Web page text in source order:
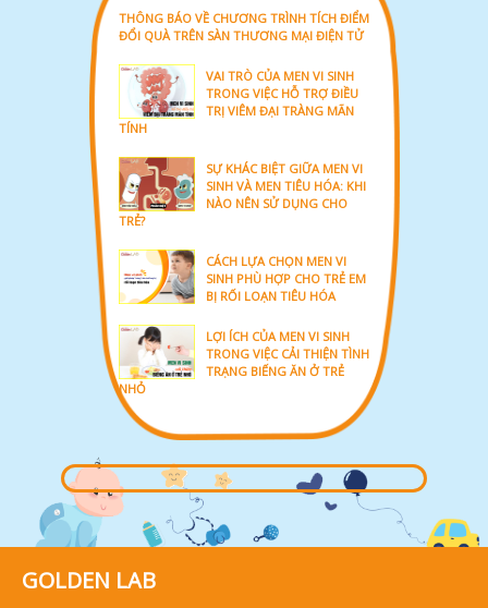
THÔNG BÁO VỀ CHƯƠNG TRÌNH TÍCH ĐIỂM
ĐỔI QUÀ TRÊN SÀN THƯƠNG MẠI ĐIỆN TỬ
VAI TRÒ CỦA MEN VI SINH
TRONG VIỆC HỖ TRỢ ĐIỀU
TRỊ VIÊM ĐẠI TRÀNG MÃN
TÍNH
SỰ KHÁC BIỆT GIỮA MEN VI
SINH VÀ MEN TIÊU HÓA: KHI
NÀO NÊN SỬ DỤNG CHO
TRẺ?
CÁCH LỰA CHỌN MEN VI
SINH PHÙ HỢP CHO TRẺ EM
BỊ RỐI LOẠN TIÊU HÓA
LỢI ÍCH CỦA MEN VI SINH
TRONG VIỆC CẢI THIỆN TÌNH
TRẠNG BIẾNG ĂN Ở TRẺ
NHỎ
GOLDEN LAB